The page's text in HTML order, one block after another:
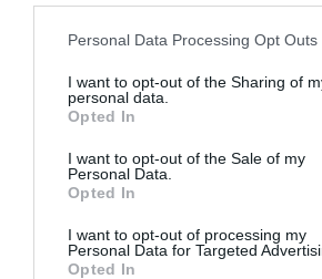
Personal Data Processing Opt Outs
I want to opt-out of the Sharing of
personal data.
Opted In
I want to opt-out of the Sale of my
Personal Data.
Opted In
I want to opt-out of processing my
Personal Data for Targeted
Opted In
ΓΕΡΑΣΙΜΟΣ ΕΥΑΓΓΕΛΑΤΟΣ
ΘΕΜΗΣ ΚΑΡΑΜΟΥΡΑΤΙΔΗΣ
Newsletter
Κάθε βδομάδα στο e-mail σας τα
την Τέχνη και τον Πολιτισμό!